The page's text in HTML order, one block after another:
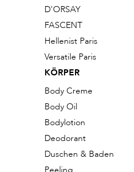
D'ORSAY
FASCENT
Hellenist Paris
Versatile Paris
KÖRPER
Body Creme
Body Oil
Bodylotion
Deodorant
Duschen & Baden